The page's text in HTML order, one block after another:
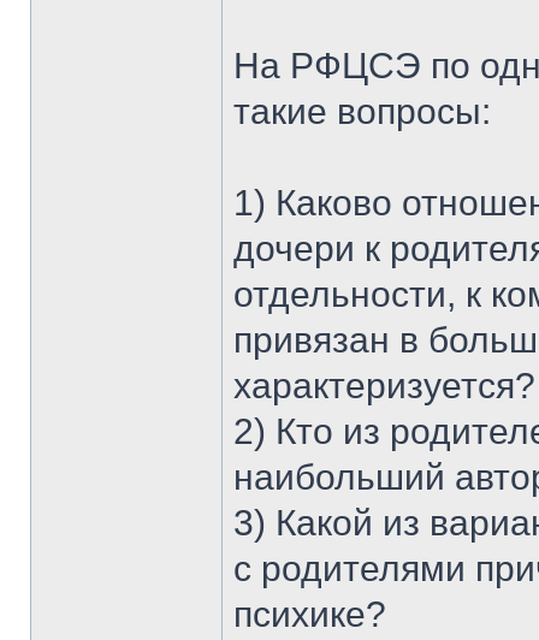
На РФЦСЭ по
такие вопросы:
1) Каково
дочери к
отдельности, к
привязан в
характеризуется?
2) Кто из
наибольший
3) Какой из
с родителями
психике?